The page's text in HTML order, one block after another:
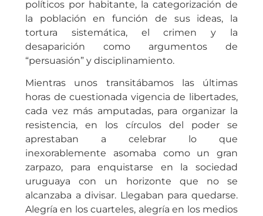
políticos por habitante, la categorización de
la población en función de sus ideas, la
tortura sistemática, el crimen y la
desaparición como argumentos de
“persuasión” y disciplinamiento.
Mientras unos transitábamos las últimas
horas de cuestionada vigencia de libertades,
cada vez más amputadas, para organizar la
resistencia, en los círculos del poder se
aprestaban a celebrar lo que
inexorablemente asomaba como un gran
zarpazo, para enquistarse en la sociedad
uruguaya con un horizonte que no se
alcanzaba a divisar. Llegaban para quedarse.
Alegría en los cuarteles, alegría en los medios